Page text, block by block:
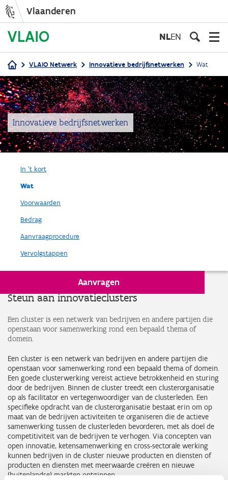
inhoud
gaan
Vlaanderen
NLEN
Kruimelpad
VLAIO Netwerk Innovatieve bedrijfsnetwerken Wat
Innovatieve bedrijfsnetwerken
In 't kort
Wat
Voorwaarden
Bedrag
Aanvraagprocedure
Vervolgstappen
Aanvragen
Steun aan innovatieclusters
Een cluster is een netwerk van bedrijven en andere partijen die
openstaan voor samenwerking rond een bepaald thema of
domein.
Een cluster is een netwerk van bedrijven en andere partijen die
openstaan voor samenwerking rond een bepaald thema of domein.
Een goede clusterwerking vereist actieve betrokkenheid en sturing
door de bedrijven. Binnen de cluster treedt een clusterorganisatie
op als facilitator en vertegenwoordiger van de clusterleden. Een
specifieke opdracht van de clusterorganisatie bestaat erin om op
maat van de bedrijven activiteiten te organiseren die de actieve
samenwerking tussen de clusterleden bevorderen, met als doel de
competitiviteit van de bedrijven te verhogen. Via concepten van
open innovatie, ketensamenwerking en cross-sectorale werking
kunnen bedrijven in de cluster nieuwe producten en diensten of
producten en diensten met meerwaarde creëren en nieuwe
(buitenlandse) markten ontginnen.